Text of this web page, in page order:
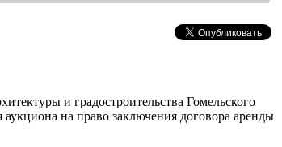
и градостроительства Гомельского
на право заключения договора аренды